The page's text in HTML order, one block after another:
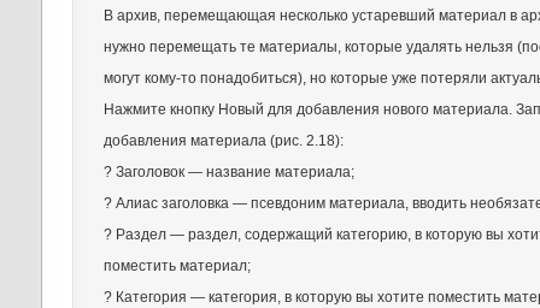
В архив, перемещающая несколько устаревший материал в
нужно перемещать те материалы, которые удалять нельзя
могут кому-то понадобиться), но которые уже потеряли
Нажмите кнопку Новый для добавления нового материала.
добавления материала (рис. 2.18):
? Заголовок — название материала;
? Алиас заголовка — псевдоним материала, вводить
? Раздел — раздел, содержащий категорию, в которую вы
поместить материал;
? Категория — категория, в которую вы хотите поместить